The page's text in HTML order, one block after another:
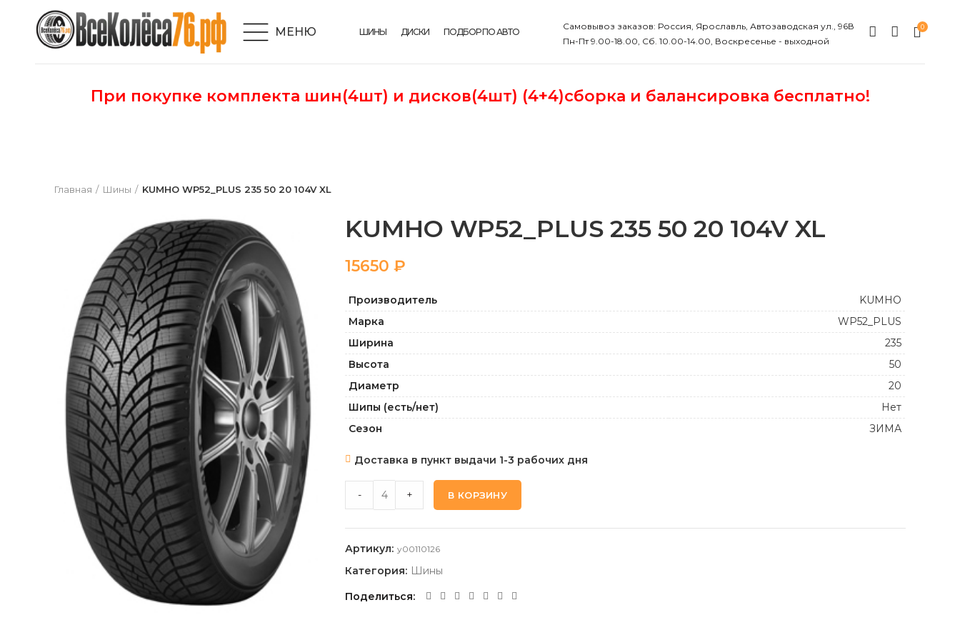
МЕНЮ ШИНЫ ДИСКИ ПОДБОР ПО АВТО
Самовывоз заказов: Россия, Ярославль, Автозаводская ул., 96В
Пн-Пт 9.00-18.00, Сб. 10.00-14.00, Воскресенье - выходной
0
При покупке комплекта шин(4шт) и дисков(4шт) (4+4)сборка и балансировка бесплатно!
Главная Шины KUMHO WP52_PLUS 235 50 20 104V XL
KUMHO WP52_PLUS 235 50 20 104V XL
₽
Производитель
KUMHO
Марка
WP52_PLUS
Ширина
235
Высота
50
Диаметр
20
Шипы (есть/нет)
Нет
Сезон
ЗИМА
Доставка в пункт выдачи 1-3 рабочих дня
KUMHO WP52_PLUS 235 50 20 104V XL quantity
- + В КОРЗИНУ
Артикул: y00110126
Категория: Шины
Поделиться